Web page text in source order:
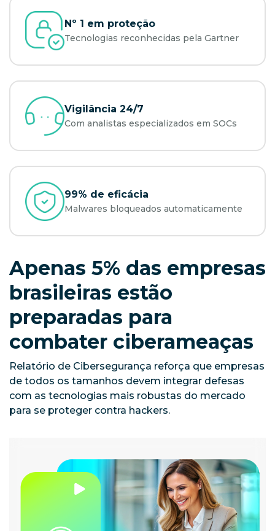
Nº 1 em proteção
Tecnologias reconhecidas pela Gartner
Vigilância 24/7
Com analistas especializados em SOCs
99% de eficácia
Malwares bloqueados automaticamente
Apenas 5% das empresas
brasileiras estão
preparadas para
combater ciberameaças
Relatório de Cibersegurança reforça que empresas
de todos os tamanhos devem integrar defesas
com as tecnologias mais robustas do mercado
para se proteger contra hackers.